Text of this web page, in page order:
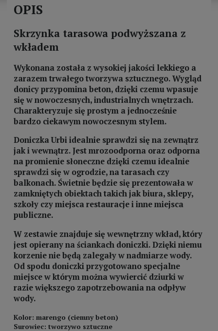
OPIS
Skrzynka tarasowa podwyższana z
wkładem
Wykonana została z wysokiej jakości lekkiego a
zarazem trwałego tworzywa sztucznego. Wygląd
donicy przypomina beton, dzięki czemu wpasuje
się w nowoczesnych, industrialnych wnętrzach.
Charakteryzuje się prostym a jednocześnie
bardzo ciekawym nowoczesnym stylem.
Doniczka Urbi idealnie sprawdzi się na zewnątrz
jak i wewnątrz. Jest mrozoodporna oraz odporna
na promienie słoneczne dzięki czemu idealnie
sprawdzi się w ogrodzie, na tarasach czy
balkonach. Świetnie będzie się prezentowała w
zamkniętych obiektach takich jak biura, sklepy,
szkoły czy miejsca restauracje i inne miejsca
publiczne.
W zestawie znajduje się wewnętrzny wkład, który
jest opierany na ściankach doniczki. Dzięki niemu
korzenie nie będą zalegały w nadmiarze wody.
Od spodu doniczki przygotowano specjalne
miejsce w którym można wywiercić dziurki w
razie większego zapotrzebowania na odpływ
wody.
Kolor: marengo (ciemny beton)
Surowiec: tworzywo sztuczne